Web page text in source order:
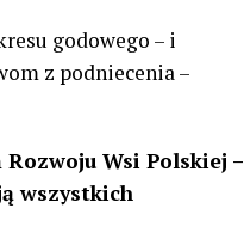
godowego – i
z podniecenia –
Wsi Polskiej –
wszystkich